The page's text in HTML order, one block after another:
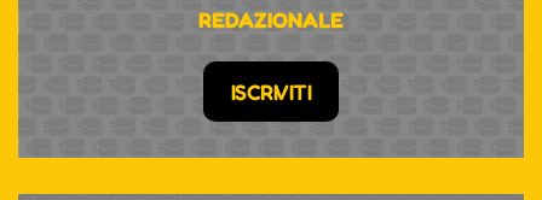
REDAZIONALE
ISCRIVITI